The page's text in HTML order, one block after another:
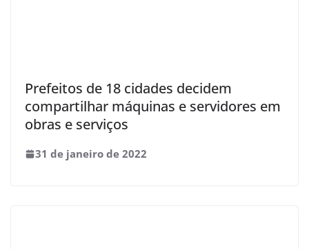
Prefeitos de 18 cidades decidem
compartilhar máquinas e servidores em
obras e serviços
31 de janeiro de 2022